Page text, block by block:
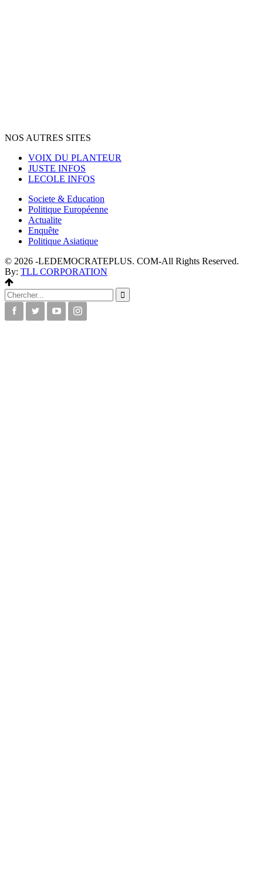
NOS AUTRES SITES
VOIX DU PLANTEUR
JUSTE INFOS
LECOLE INFOS
Societe & Education
Politique Européenne
Actualite
Enquête
Politique Asiatique
© 2026 -LEDEMOCRATEPLUS. COM-All Rights Reserved.
By: TLL CORPORATION